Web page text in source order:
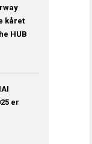
kåret
HUB
er